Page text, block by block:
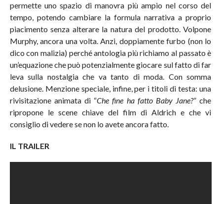
permette uno spazio di manovra più ampio nel corso del
tempo, potendo cambiare la formula narrativa a proprio
piacimento senza alterare la natura del prodotto. Volpone
Murphy, ancora una volta. Anzi, doppiamente furbo (non lo
dico con malizia) perché antologia più richiamo al passato è
un’equazione che può potenzialmente giocare sul fatto di far
leva sulla nostalgia che va tanto di moda. Con somma
delusione. Menzione speciale, infine, per i titoli di testa: una
rivisitazione animata di “Che fine ha fatto Baby Jane?” che
ripropone le scene chiave del film di Aldrich e che vi
consiglio di vedere se non lo avete ancora fatto.
IL TRAILER